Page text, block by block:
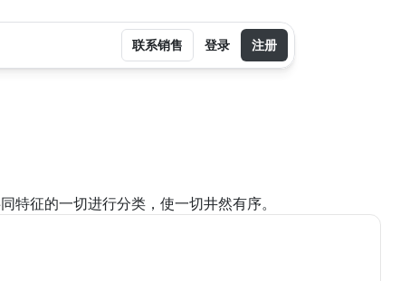
特征的一切进行分类，使一切井然有序。
联系销售 登录 注册